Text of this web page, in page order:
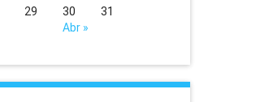
Abr »
29 30 31